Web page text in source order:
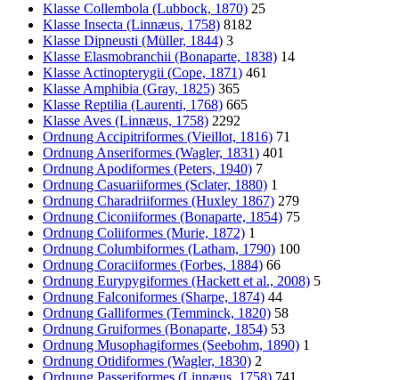
Klasse Collembola (Lubbock, 1870) 25
Klasse Insecta (Linnæus, 1758) 8182
Klasse Dipneusti (Müller, 1844) 3
Klasse Elasmobranchii (Bonaparte, 1838) 14
Klasse Actinopterygii (Cope, 1871) 461
Klasse Amphibia (Gray, 1825) 365
Klasse Reptilia (Laurenti, 1768) 665
Klasse Aves (Linnæus, 1758) 2292
Ordnung Accipitriformes (Vieillot, 1816) 71
Ordnung Anseriformes (Wagler, 1831) 401
Ordnung Apodiformes (Peters, 1940) 7
Ordnung Casuariiformes (Sclater, 1880) 1
Ordnung Charadriiformes (Huxley 1867) 279
Ordnung Ciconiiformes (Bonaparte, 1854) 75
Ordnung Coliiformes (Murie, 1872) 1
Ordnung Columbiformes (Latham, 1790) 100
Ordnung Coraciiformes (Forbes, 1884) 66
Ordnung Eurypygiformes (Hackett et al., 2008) 5
Ordnung Falconiformes (Sharpe, 1874) 44
Ordnung Galliformes (Temminck, 1820) 58
Ordnung Gruiformes (Bonaparte, 1854) 53
Ordnung Musophagiformes (Seebohm, 1890) 1
Ordnung Otidiformes (Wagler, 1830) 2
Ordnung Passeriformes (Linnæus, 1758) 741